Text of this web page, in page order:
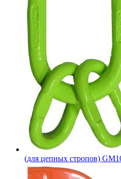
(для цепных стропов)